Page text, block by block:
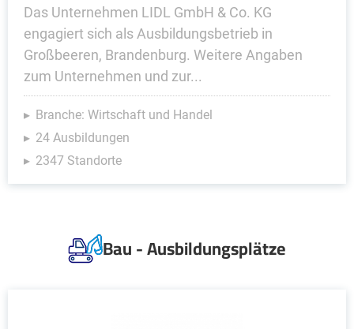
Das Unternehmen LIDL GmbH & Co. KG
engagiert sich als Ausbildungsbetrieb in
Großbeeren, Brandenburg. Weitere Angaben
zum Unternehmen und zur...
Branche: Wirtschaft und Handel
24 Ausbildungen
2347 Standorte
Bau - Ausbildungsplätze